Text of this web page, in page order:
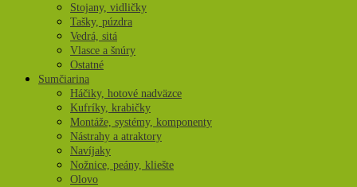
Stojany, vidličky
Tašky, púzdra
Vedrá, sitá
Vlasce a šnúry
Ostatné
Sumčiarina
Háčiky, hotové nadväzce
Kufríky, krabičky
Montáže, systémy, komponenty
Nástrahy a atraktory
Navíjaky
Nožnice, peány, kliešte
Olovo